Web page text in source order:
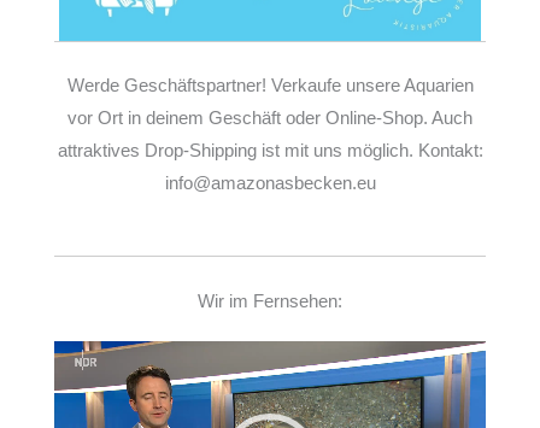
Werde Geschäftspartner! Verkaufe unsere Aquarien
vor Ort in deinem Geschäft oder Online-Shop. Auch
attraktives Drop-Shipping ist mit uns möglich. Kontakt:
info@amazonasbecken.eu
Wir im Fernsehen:
Player